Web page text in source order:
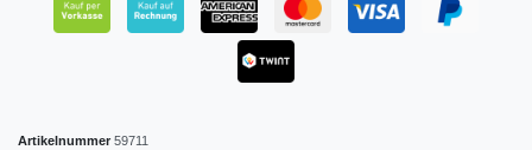
Artikelnummer 59711